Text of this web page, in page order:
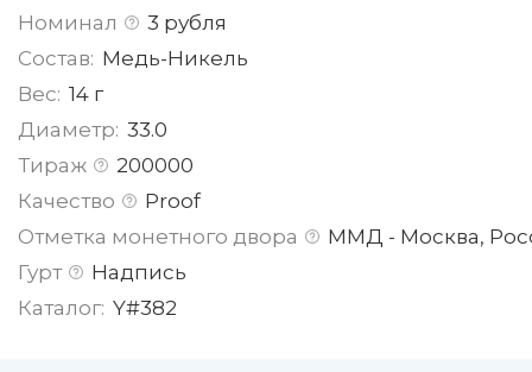
Номинал
3 рубля
Состав: Медь-Никель
Вес: 14 г
Диаметр: 33.0
Тираж
200000
Качество
Proof
Отметка монетного двора
ММД - Москва,
Гурт
Надпись
Каталог: Y#382